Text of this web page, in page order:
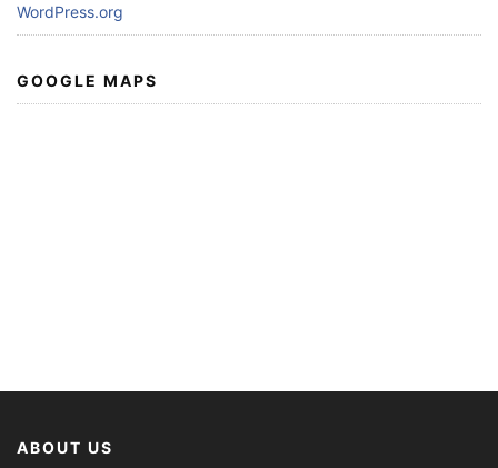
WordPress.org
GOOGLE MAPS
ABOUT US